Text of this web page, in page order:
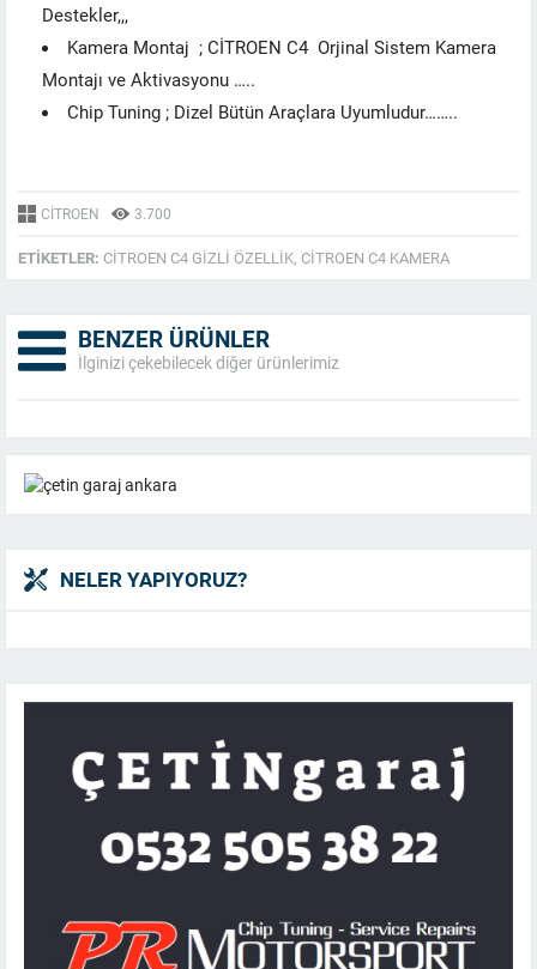
Destekler,,,
Kamera Montaj ; CİTROEN C4 Orjinal Sistem Kamera
Montajı ve Aktivasyonu …..
Chip Tuning ; Dizel Bütün Araçlara Uyumludur……..
CITROEN 3.700
ETIKETLER: CITROEN C4 GIZLI ÖZELLIK, CITROEN C4 KAMERA
BENZER ÜRÜNLER
İlginizi çekebilecek diğer ürünlerimiz
NELER YAPIYORUZ?